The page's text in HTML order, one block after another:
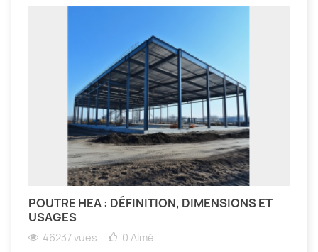
POUTRE HEA : DÉFINITION, DIMENSIONS ET
USAGES
46237 vues 0 Aimé